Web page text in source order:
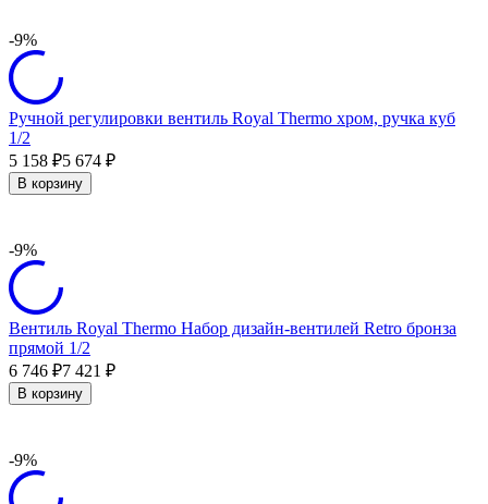
-9%
Ручной регулировки вентиль Royal Thermo хром, ручка куб
1/2
5 158 ₽5 674 ₽
В корзину
-9%
Вентиль Royal Thermo Набор дизайн-вентилей Retro бронза
прямой 1/2
6 746 ₽7 421 ₽
В корзину
-9%